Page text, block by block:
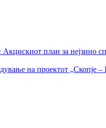
Акцискиот план за нејзино
на проектот „Скопје –